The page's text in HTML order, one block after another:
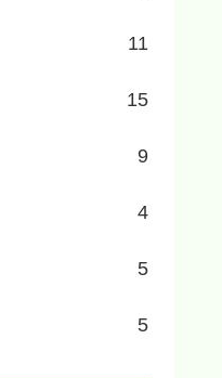
11
15
9
4
5
5